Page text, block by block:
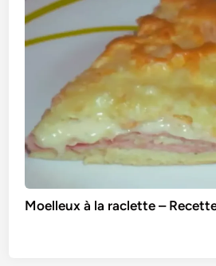
Moelleux à la raclette –